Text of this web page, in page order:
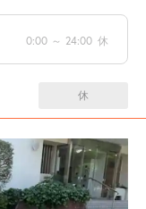
0:00 ～ 24:00 休
休